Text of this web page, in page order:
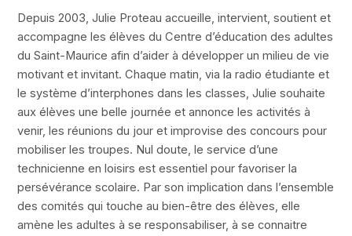
Depuis 2003, Julie Proteau accueille, intervient, soutient et
accompagne les élèves du Centre d’éducation des adultes
du Saint-Maurice afin d’aider à développer un milieu de vie
motivant et invitant. Chaque matin, via la radio étudiante et
le système d’interphones dans les classes, Julie souhaite
aux élèves une belle journée et annonce les activités à
venir, les réunions du jour et improvise des concours pour
mobiliser les troupes. Nul doute, le service d’une
technicienne en loisirs est essentiel pour favoriser la
persévérance scolaire. Par son implication dans l’ensemble
des comités qui touche au bien-être des élèves, elle
amène les adultes à se responsabiliser, à se connaitre